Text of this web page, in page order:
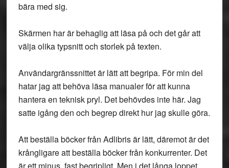
bära med sig.
Skärmen har är behaglig att läsa på och det går att
välja olika typsnitt och storlek på texten.
Användargränssnittet är lätt att begripa. För min del
hatar jag att behöva läsa manualer för att kunna
hantera en teknisk pryl. Det behövdes inte här. Jag
satte igång den och begrep direkt hur jag skulle göra.
Att beställa böcker från Adlibris är lätt, däremot är det
krångligare att beställa böcker från konkurrenter. Det